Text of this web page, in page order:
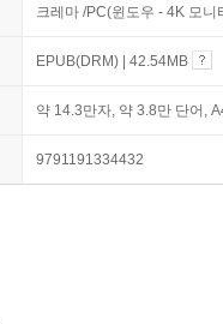
크레마 /PC(윈도우 - 4K 모
EPUB(DRM) | 42.54MB
약 14.3만자, 약 3.8만 단어,
9791191334432